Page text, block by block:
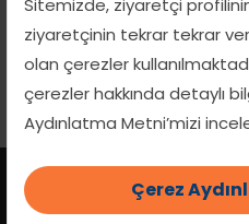
ziyaretçinin tekrar tekrar
olan çerezler
çerezler hakkında detaylı
Aydınlatma Metni’mizi
Çerez
ZUMBA